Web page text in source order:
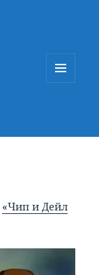
«Чип и Дейл